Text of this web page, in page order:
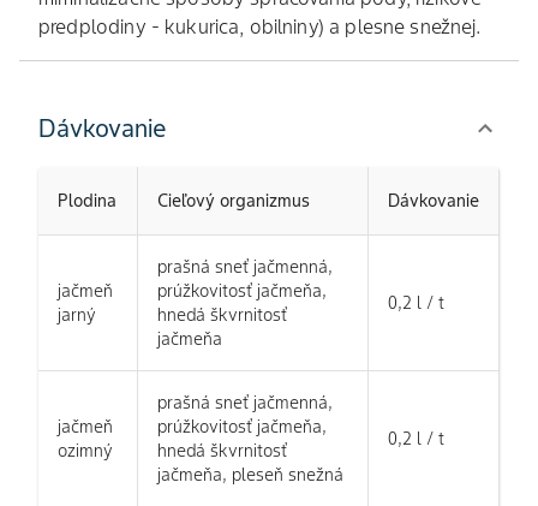
predplodiny - kukurica, obilniny) a plesne snežnej.
Dávkovanie
Plodina Cieľový organizmus Dávkovanie
jačmeň
jarný
prašná sneť jačmenná,
prúžkovitosť jačmeňa,
hnedá škvrnitosť
jačmeňa
0,2 l / t
jačmeň
ozimný
prašná sneť jačmenná,
prúžkovitosť jačmeňa,
hnedá škvrnitosť
jačmeňa, pleseň snežná
0,2 l / t